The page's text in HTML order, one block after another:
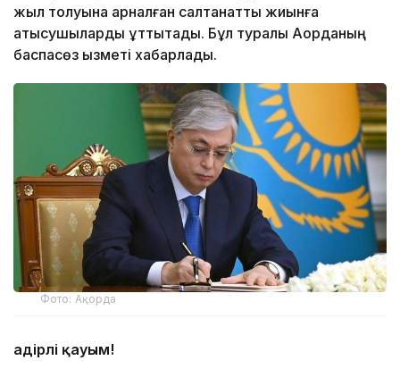
жыл толуына арналған салтанатты жиынға
қатысушыларды құттықтады. Бұл туралы Ақорданың
баспасөз қызметі хабарлады.
Фото: Ақорда
Қадірлі қауым!